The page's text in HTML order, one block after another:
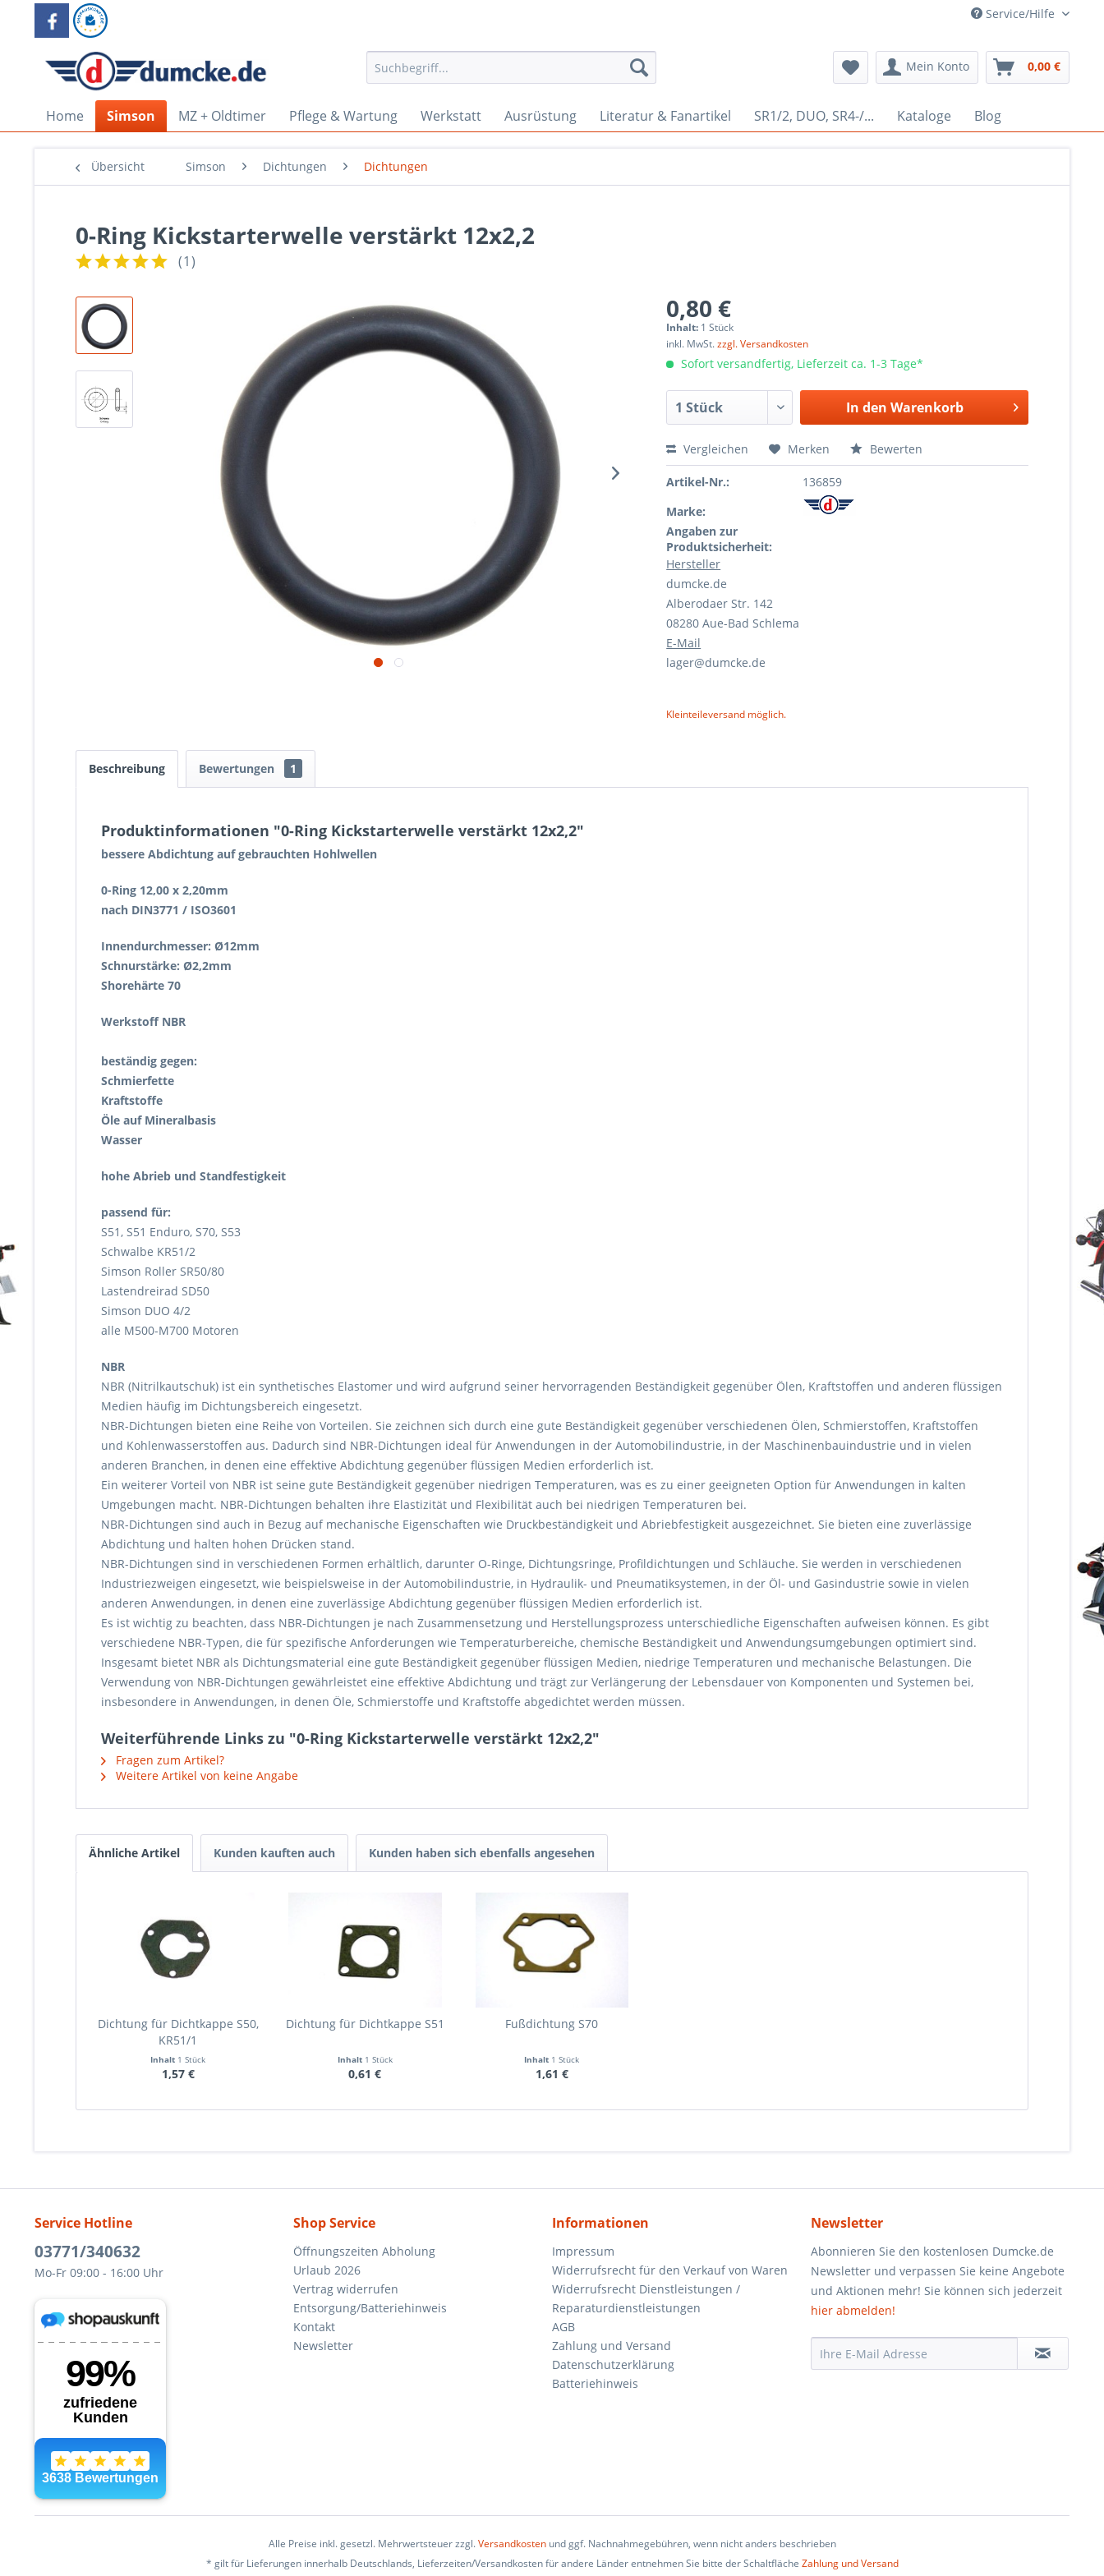
Service/Hilfe
Mein Konto 0,00 €
Home Simson MZ + Oldtimer Pflege & Wartung Werkstatt Ausrüstung Literatur & Fanartikel SR1/2, DUO, SR4-/... Kataloge Blog
Übersicht Simson Dichtungen Dichtungen
0-Ring Kickstarterwelle verstärkt 12x2,2
(1)
0,80 €
Inhalt: 1 Stück
inkl. MwSt.zzgl. Versandkosten
Sofort versandfertig, Lieferzeit ca. 1-3 Tage*
In den Warenkorb
Vergleichen Merken Bewerten
Artikel-Nr.:
136859
Marke:
Angaben zur
Produktsicherheit:
Hersteller
dumcke.de
Alberodaer Str. 142
08280 Aue-Bad Schlema
E-Mail
lager@dumcke.de
Kleinteileversand möglich.
Beschreibung Bewertungen 1
Produktinformationen "0-Ring Kickstarterwelle verstärkt 12x2,2"
bessere Abdichtung auf gebrauchten Hohlwellen
0-Ring 12,00 x 2,20mm
nach DIN3771 / ISO3601
Innendurchmesser: Ø12mm
Schnurstärke: Ø2,2mm
Shorehärte 70
Werkstoff NBR
beständig gegen:
Schmierfette
Kraftstoffe
Öle auf Mineralbasis
Wasser
hohe Abrieb und Standfestigkeit
passend für:
S51, S51 Enduro, S70, S53
Schwalbe KR51/2
Simson Roller SR50/80
Lastendreirad SD50
Simson DUO 4/2
alle M500-M700 Motoren
NBR
NBR (Nitrilkautschuk) ist ein synthetisches Elastomer und wird aufgrund seiner hervorragenden Beständigkeit gegenüber Ölen, Kraftstoffen und anderen flüssigen
Medien häufig im Dichtungsbereich eingesetzt.
NBR-Dichtungen bieten eine Reihe von Vorteilen. Sie zeichnen sich durch eine gute Beständigkeit gegenüber verschiedenen Ölen, Schmierstoffen, Kraftstoffen
und Kohlenwasserstoffen aus. Dadurch sind NBR-Dichtungen ideal für Anwendungen in der Automobilindustrie, in der Maschinenbauindustrie und in vielen
anderen Branchen, in denen eine effektive Abdichtung gegenüber flüssigen Medien erforderlich ist.
Ein weiterer Vorteil von NBR ist seine gute Beständigkeit gegenüber niedrigen Temperaturen, was es zu einer geeigneten Option für Anwendungen in kalten
Umgebungen macht. NBR-Dichtungen behalten ihre Elastizität und Flexibilität auch bei niedrigen Temperaturen bei.
NBR-Dichtungen sind auch in Bezug auf mechanische Eigenschaften wie Druckbeständigkeit und Abriebfestigkeit ausgezeichnet. Sie bieten eine zuverlässige
Abdichtung und halten hohen Drücken stand.
NBR-Dichtungen sind in verschiedenen Formen erhältlich, darunter O-Ringe, Dichtungsringe, Profildichtungen und Schläuche. Sie werden in verschiedenen
Industriezweigen eingesetzt, wie beispielsweise in der Automobilindustrie, in Hydraulik- und Pneumatiksystemen, in der Öl- und Gasindustrie sowie in vielen
anderen Anwendungen, in denen eine zuverlässige Abdichtung gegenüber flüssigen Medien erforderlich ist.
Es ist wichtig zu beachten, dass NBR-Dichtungen je nach Zusammensetzung und Herstellungsprozess unterschiedliche Eigenschaften aufweisen können. Es gibt
verschiedene NBR-Typen, die für spezifische Anforderungen wie Temperaturbereiche, chemische Beständigkeit und Anwendungsumgebungen optimiert sind.
Insgesamt bietet NBR als Dichtungsmaterial eine gute Beständigkeit gegenüber flüssigen Medien, niedrige Temperaturen und mechanische Belastungen. Die
Verwendung von NBR-Dichtungen gewährleistet eine effektive Abdichtung und trägt zur Verlängerung der Lebensdauer von Komponenten und Systemen bei,
insbesondere in Anwendungen, in denen Öle, Schmierstoffe und Kraftstoffe abgedichtet werden müssen.
Weiterführende Links zu "0-Ring Kickstarterwelle verstärkt 12x2,2"
Fragen zum Artikel?
Weitere Artikel von keine Angabe
Ähnliche Artikel Kunden kauften auch Kunden haben sich ebenfalls angesehen
Dichtung für Dichtkappe S50,
KR51/1
Inhalt 1 Stück
1,57 €
Dichtung für Dichtkappe S51
Inhalt 1 Stück
0,61 €
Fußdichtung S70
Inhalt 1 Stück
1,61 €
Service Hotline
03771/340632
Mo-Fr 09:00 - 16:00 Uhr
Shop Service
Öffnungszeiten Abholung
Urlaub 2026
Vertrag widerrufen
Entsorgung/Batteriehinweis
Kontakt
Newsletter
Informationen
Impressum
Widerrufsrecht für den Verkauf von Waren
Widerrufsrecht Dienstleistungen /
Reparaturdienstleistungen
AGB
Zahlung und Versand
Datenschutzerklärung
Batteriehinweis
Newsletter
Abonnieren Sie den kostenlosen Dumcke.de
Newsletter und verpassen Sie keine Angebote
und Aktionen mehr! Sie können sich jederzeit
hier abmelden!
Alle Preise inkl. gesetzl. Mehrwertsteuer zzgl.Versandkostenund ggf. Nachnahmegebühren, wenn nicht anders beschrieben
* gilt für Lieferungen innerhalb Deutschlands, Lieferzeiten/Versandkosten für andere Länder entnehmen Sie bitte der Schaltfläche Zahlung und Versand